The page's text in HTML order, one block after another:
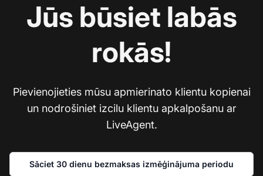
Jūs būsiet labās
rokās!
Pievienojieties mūsu apmierinato klientu kopienai
un nodrošiniet izcilu klientu apkalpošanu ar
LiveAgent.
Sāciet 30 dienu bezmaksas izmēģinājuma periodu